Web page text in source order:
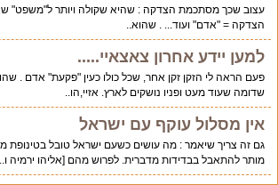
עצוב שכך מסתכמת הצדקה : שהיא שקולה ויותר ל"משפט"
הצדקה = "אדם" ועוד... . שהוא..
למען יידע אחרון צאצאיי.....
פעם הראה לי הזקן זקן אחר, שכל כולו כעין "פקעת" אדם . שהוא
שדומה שעוד מעט ופניו נושקים לארץ. אזיי,הו..
אין מסלול עוקף עם ישראל
גם זה צריך שיאמר : מה עושים כשעם ישראל טובל בטינופת
מותר להתאבל בבדידות מדברית. לפרוש מהם [אליהו ירמיה ו..